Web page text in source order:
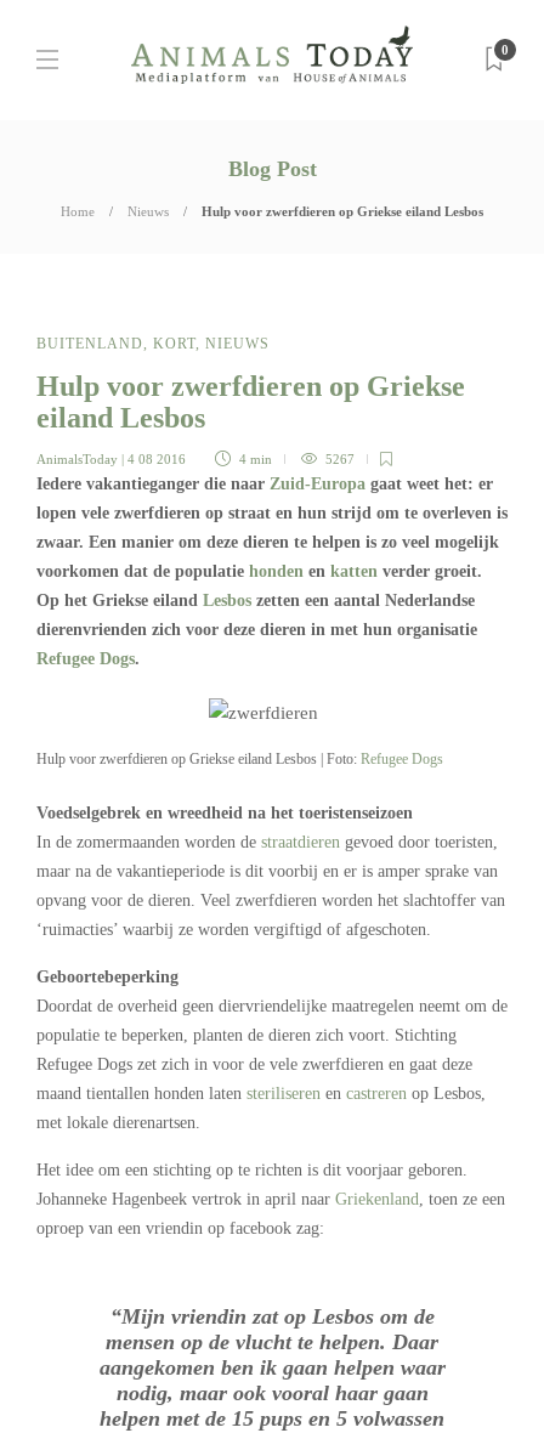
0
Blog Post
Home Nieuws Hulp voor zwerfdieren op Griekse eiland Lesbos
BUITENLAND, KORT, NIEUWS
Hulp voor zwerfdieren op Griekse
eiland Lesbos
AnimalsToday | 4 08 2016 4 min 5267
Iedere vakantieganger die naar Zuid-Europa gaat weet het: er
lopen vele zwerfdieren op straat en hun strijd om te overleven is
zwaar. Een manier om deze dieren te helpen is zo veel mogelijk
voorkomen dat de populatie honden en katten verder groeit.
Op het Griekse eiland Lesbos zetten een aantal Nederlandse
dierenvrienden zich voor deze dieren in met hun organisatie
Refugee Dogs.
Hulp voor zwerfdieren op Griekse eiland Lesbos | Foto: Refugee Dogs
Voedselgebrek en wreedheid na het toeristenseizoen
In de zomermaanden worden de straatdieren gevoed door toeristen,
maar na de vakantieperiode is dit voorbij en er is amper sprake van
opvang voor de dieren. Veel zwerfdieren worden het slachtoffer van
‘ruimacties’ waarbij ze worden vergiftigd of afgeschoten.
Geboortebeperking
Doordat de overheid geen diervriendelijke maatregelen neemt om de
populatie te beperken, planten de dieren zich voort. Stichting
Refugee Dogs zet zich in voor de vele zwerfdieren en gaat deze
maand tientallen honden laten steriliseren en castreren op Lesbos,
met lokale dierenartsen.
Het idee om een stichting op te richten is dit voorjaar geboren.
Johanneke Hagenbeek vertrok in april naar Griekenland , toen ze een
oproep van een vriendin op facebook zag:
“Mijn vriendin zat op Lesbos om de
mensen op de vlucht te helpen. Daar
aangekomen ben ik gaan helpen waar
nodig, maar ook vooral haar gaan
helpen met de 15 pups en 5 volwassen